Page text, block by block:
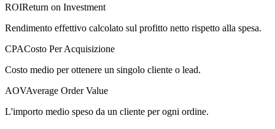
ROIReturn on Investment
Rendimento effettivo calcolato sul profitto netto rispetto alla spesa.
CPACosto Per Acquisizione
Costo medio per ottenere un singolo cliente o lead.
AOVAverage Order Value
L'importo medio speso da un cliente per ogni ordine.